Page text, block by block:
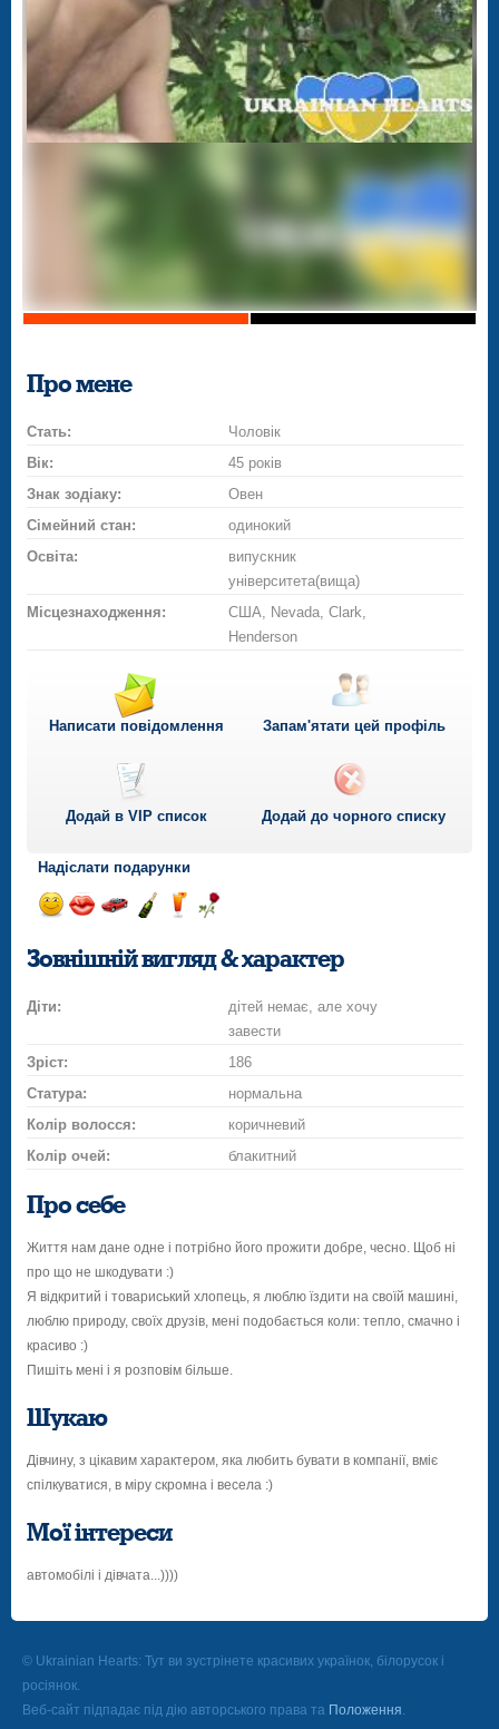
Про мене
Стать:
Чоловік
Вік:
45 років
Знак зодіаку:
Овен
Сімейний стан:
одинокий
Освіта:
випускник
університета(вища)
Місцезнаходження:
США, Nevada, Clark,
Henderson
Написати повідомлення Запам'ятати цей профіль
Додай в VIP список Додай до чорного списку
Надіслати подарунки
посмішкупоцілунок
на
автомобілі
шампанське
троянду
Зовнішній вигляд & характер
Діти:
дітей немає, але хочу
завести
Зріст:
186
Статура:
нормальна
Колір волосся:
коричневий
Колір очей:
блакитний
Про себе
Життя нам дане одне і потрібно його прожити добре, чесно. Щоб ні
про що не шкодувати :)
Я відкритий і товариський хлопець, я люблю їздити на своїй машині,
люблю природу, своїх друзів, мені подобається коли: тепло, смачно і
красиво :)
Пишіть мені і я розповім більше.
Шукаю
Дівчину, з цікавим характером, яка любить бувати в компанії, вміє
спілкуватися, в міру скромна і весела :)
Мої інтереси
автомобілі і дівчата...))))
© Ukrainian Hearts: Тут ви зустрінете красивих українок, білорусок і
росіянок.
Веб-сайт підпадає під дію авторського права та Положення.